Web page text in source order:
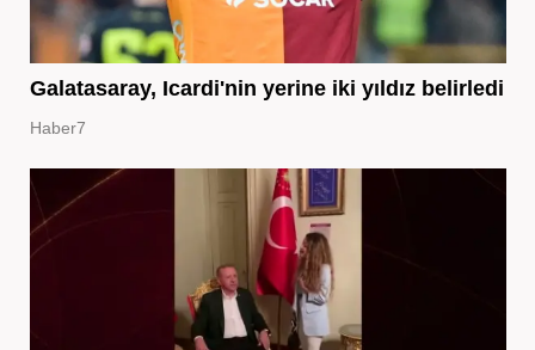
Galatasaray, Icardi'nin yerine iki yıldız belirledi
Haber7